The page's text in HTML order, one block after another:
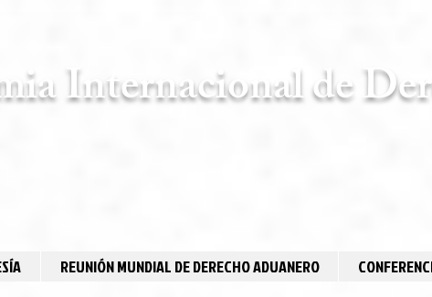
Internacional de
REUNIÓN MUNDIAL DE DERECHO ADUANERO